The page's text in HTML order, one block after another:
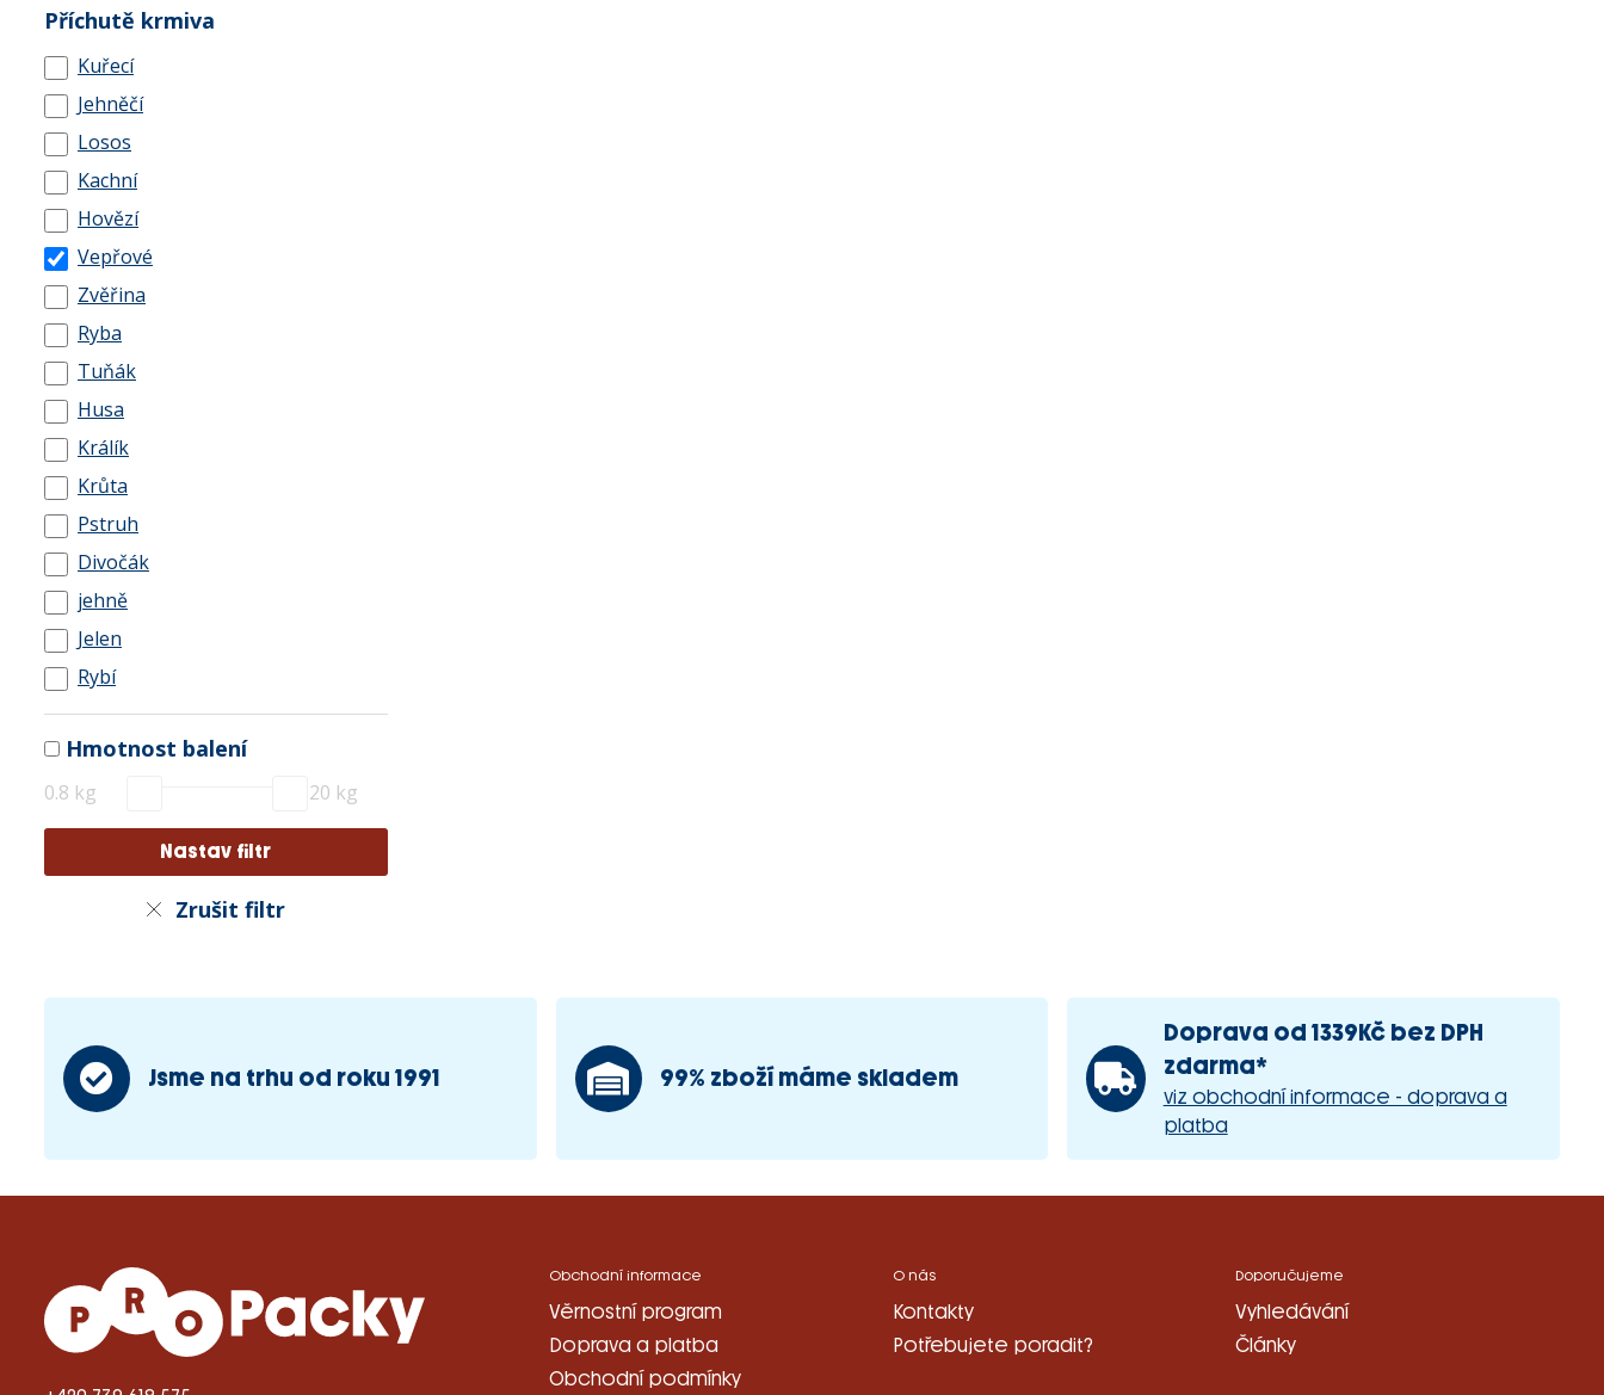
Příchutě krmiva
Kuřecí
Jehněčí
Losos
Kachní
Hovězí
Vepřové
Zvěřina
Ryba
Tuňák
Husa
Králík
Krůta
Pstruh
Divočák
jehně
Jelen
Rybí
Hmotnost balení
0.8 kg 20 kg
Zrušit filtr
Jsme na trhu od roku 1991 99% zboží máme skladem
Doprava od 1339Kč bez DPH
zdarma*
viz obchodní informace - doprava a
platba
Obchodní informace
Věrnostní program
Doprava a platba
Obchodní podmínky
O nás
Kontakty
Potřebujete poradit?
Doporučujeme
Vyhledávání
Články